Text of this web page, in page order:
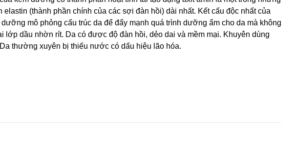
elastin (thành phần chính của các sợi đàn hồi) dài nhất. Kết cấu độc nhất của
dưỡng mô phỏng cấu trúc da để đẩy mạnh quá trình dưỡng ẩm cho da mà không
lớp dầu nhờn rít. Da có được độ đàn hồi, dẻo dai và mềm mại. Khuyên dùng
thường xuyên bị thiếu nước có dấu hiệu lão hóa.